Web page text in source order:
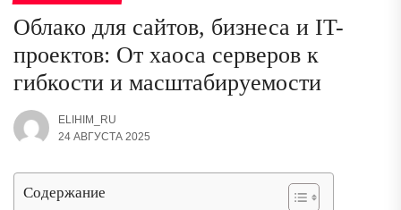
Облако для сайтов, бизнеса и IT-
проектов: От хаоса серверов к
гибкости и масштабируемости
ELIHIM_RU
24 АВГУСТА 2025
Содержание